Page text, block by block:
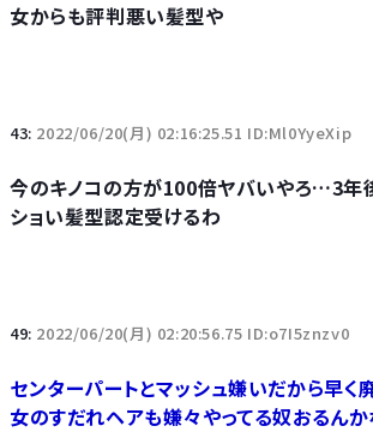
女からも評判悪い髪型や
43: 2022/06/20(月) 02:16:25.51 ID:Ml0YyeXip
今のキノコの方が100倍ヤバいやろ…3年
ショい髪型認定受けるわ
49: 2022/06/20(月) 02:20:56.75 ID:o7I5znzv0
センターパートとマッシュ嫌いだから早く
女のすだれヘアも嫌々やってる奴おるん